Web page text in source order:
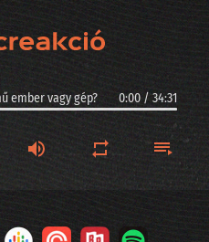
ember vagy gép? 0:00 /34:31